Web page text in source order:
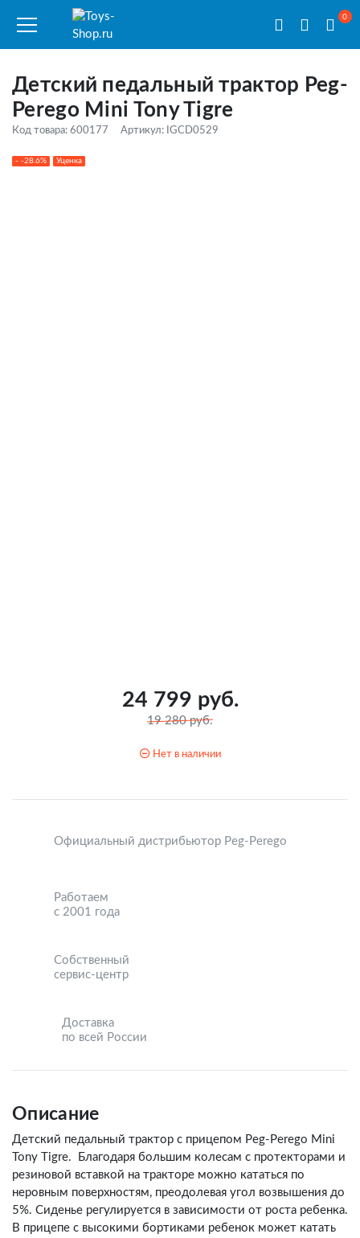
0
Детский педальный трактор Peg-
Perego Mini Tony Tigre
Код товара: 600177 Артикул: IGCD0529
- -28.6% Уценка
24 799 руб.
19 280 руб.
Нет в наличии
Официальный дистрибьютор Peg-Perego
Работаем
с 2001 года
Собственный
сервис-центр
Доставка
по всей России
Описание
Детский педальный трактор с прицепом Peg-Perego Mini
Tony Tigre. Благодаря большим колесам с протекторами и
резиновой вставкой на тракторе можно кататься по
неровным поверхностям, преодолевая угол возвышения до
5%. Сиденье регулируется в зависимости от роста ребенка.
В прицепе с высокими бортиками ребенок может катать